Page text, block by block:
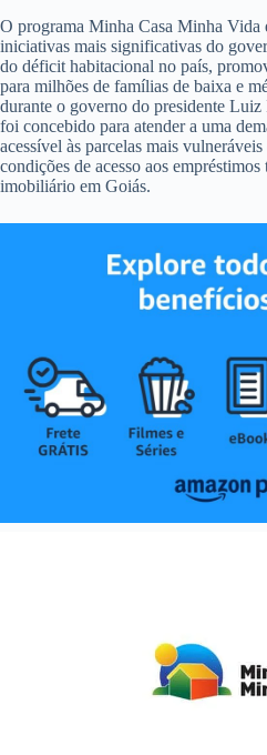
O programa Minha Casa Minha Vida
iniciativas mais significativas do
do déficit habitacional no país,
para milhões de famílias de baixa e
durante o governo do presidente
foi concebido para atender a uma
acessível às parcelas mais
condições de acesso aos
imobiliário em Goiás.